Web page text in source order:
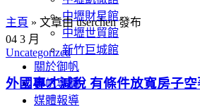
中壢財星館
中壢世貿館
新竹巨城館
關於御帆
御帆專欄
媒體報導
主頁 » 文章由 userchen 發布
04 3 月
Uncategorized
外國專才減稅 有條件放寬房子